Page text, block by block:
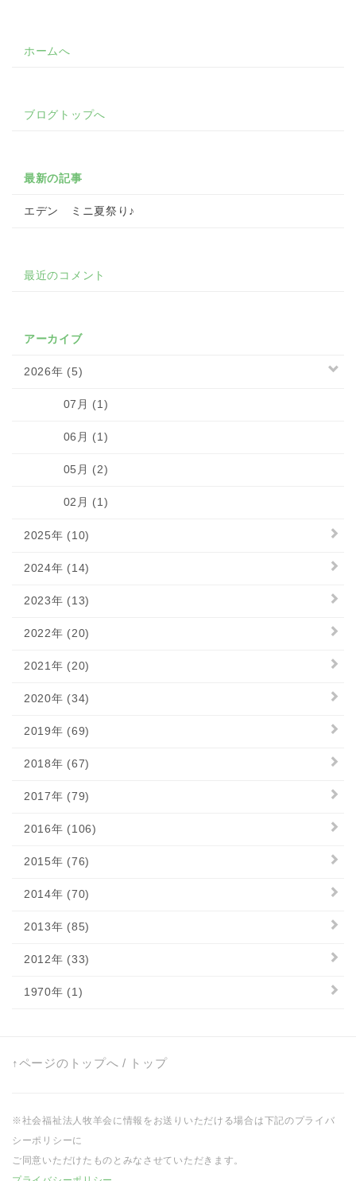
ホームへ
ブログトップへ
最新の記事
エデン ミニ夏祭り♪
最近のコメント
アーカイブ
2026年 (5)
07月 (1)
06月 (1)
05月 (2)
02月 (1)
2025年 (10)
2024年 (14)
2023年 (13)
2022年 (20)
2021年 (20)
2020年 (34)
2019年 (69)
2018年 (67)
2017年 (79)
2016年 (106)
2015年 (76)
2014年 (70)
2013年 (85)
2012年 (33)
1970年 (1)
↑ページのトップへ / トップ
※社会福祉法人牧羊会に情報をお送りいただける場合は下記のプライバ
シーポリシーに
ご同意いただけたものとみなさせていただきます。